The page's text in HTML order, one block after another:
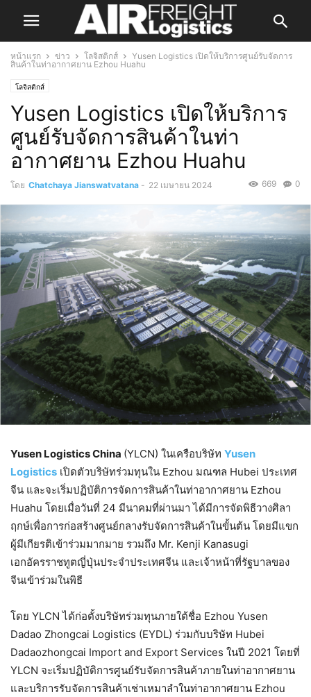
หน้าแรก ข่าว โลจิสติกส์
Yusen Logistics เปิดให้บริการศูนย์รับจัดการ
สินค้าในท่าอากาศยาน Ezhou Huahu
โลจิสติกส์
Yusen Logistics เปิดให้บริการ
ศูนย์รับจัดการสินค้าในท่า
อากาศยาน Ezhou Huahu
โดย Chatchaya Jianswatvatana - 22 เมษายน 2024 0
669
Yusen Logistics China (YLCN) ในเครือบริษัท Yusen
Logistics เปิดตัวบริษัทร่วมทุนใน Ezhou มณฑล Hubei ประเทศ
จีน และจะเริ่มปฏิบัติการจัดการสินค้าในท่าอากาศยาน Ezhou
Huahu โดยเมื่อวันที่ 24 มีนาคมที่ผ่านมา ได้มีการจัดพิธีวางศิลา
ฤกษ์เพื่อการก่อสร้างศูนย์กลางรับจัดการสินค้าในขั้นต้น โดยมีแขก
ผู้มีเกียรติเข้าร่วมมากมาย รวมถึง Mr. Kenji Kanasugi
เอกอัครราชทูตญี่ปุ่นประจำประเทศจีน และเจ้าหน้าที่รัฐบาลของ
จีนเข้าร่วมในพิธี
โดย YLCN ได้ก่อตั้งบริษัทร่วมทุนภายใต้ชื่อ Ezhou Yusen
Dadao Zhongcai Logistics (EYDL) ร่วมกับบริษัท Hubei
Dadaozhongcai Import and Export Services ในปี 2021 โดยที่
YLCN จะเริ่มปฏิบัติการศูนย์รับจัดการสินค้าภายในท่าอากาศยาน
และบริการรับจัดการสินค้าเช่าเหมาลำในท่าอากาศยาน Ezhou